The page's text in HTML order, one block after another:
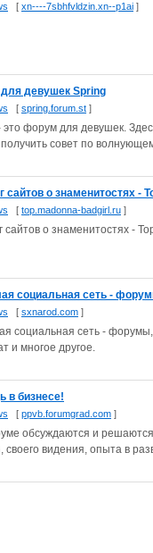
[ xn----7sbhfvldzin.xn--p1ai ]
девушек Spring
[ spring.forum.st ]
это форум для девушек.
совет по
сайтов о знаменитостях
[ top.madonna-badgirl.ru ]
сайтов о знаменитостях -
социальная сеть -
[ sxnarod.com ]
социальная сеть -
и многое другое.
в бизнесе!
[ ppvb.forumgrad.com ]
обсуждаются и
своего видения, опыта в